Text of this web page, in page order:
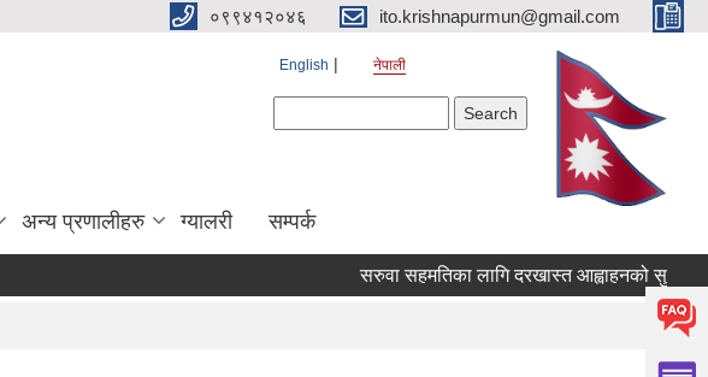
०९९४१२०४६ ito.krishnapurmun@gmail.com
English नेपाली
अन्य प्रणालीहरु ग्यालरी सम्पर्क
सरुवा सहमतिका लागि दरखास्त आह्वाहनको सुचना